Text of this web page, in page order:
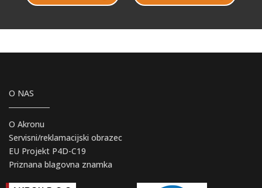
O NAS
O Akronu
Servisni/reklamacijski obrazec
EU Projekt P4D-C19
Priznana blagovna znamka